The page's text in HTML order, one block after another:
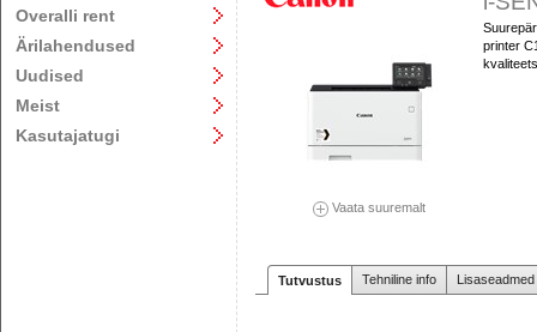
Overalli rent
Ärilahendused
Uudised
Meist
Kasutajatugi
Vaata suuremalt
printer
Tutvustus Tehniline info